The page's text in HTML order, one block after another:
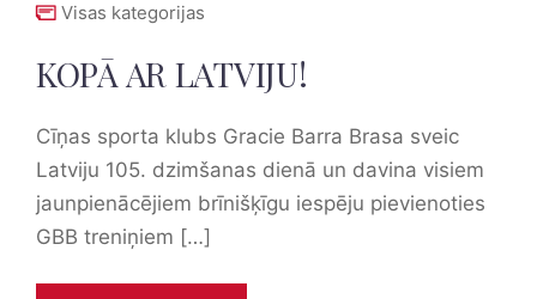
Visas kategorijas
KOPĀ AR LATVIJU!
Cīņas sporta klubs Gracie Barra Brasa sveic
Latviju 105. dzimšanas dienā un davina visiem
jaunpienācējiem brīnišķīgu iespēju pievienoties
GBB treniņiem […]